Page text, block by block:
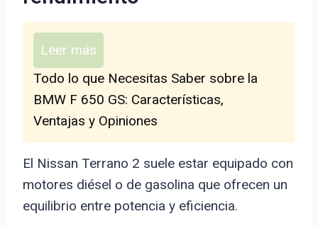
Leer más
Todo lo que Necesitas Saber sobre la
BMW F 650 GS: Características,
Ventajas y Opiniones
El Nissan Terrano 2 suele estar equipado con
motores diésel o de gasolina que ofrecen un
equilibrio entre potencia y eficiencia.